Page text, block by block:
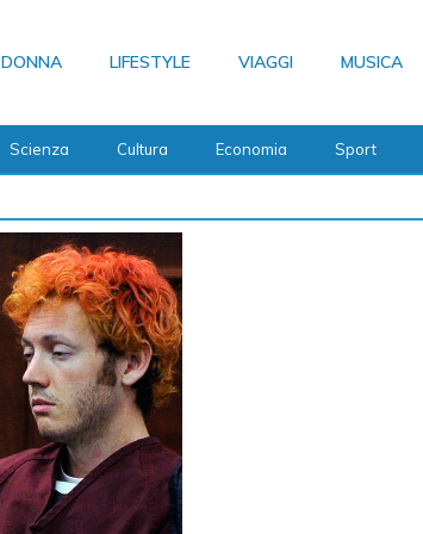
DONNA LIFESTYLE VIAGGI MUSICA
Scienza Cultura Economia Sport